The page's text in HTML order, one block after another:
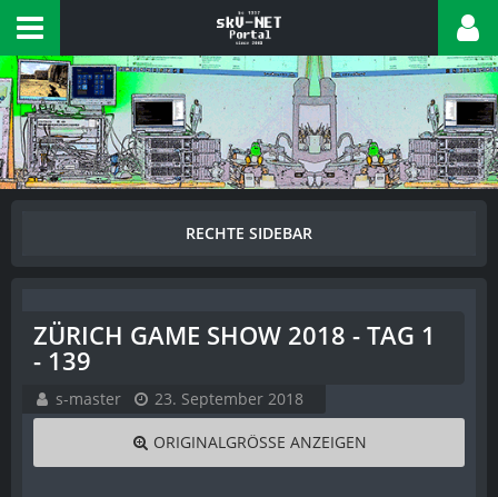
ZÜRICH GAME SHOW 2018 - TAG 1
- 139
s-master 23. September 2018
ORIGINALGRÖSSE ANZEIGEN